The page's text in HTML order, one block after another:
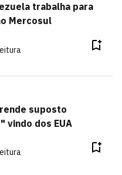
trabalha para
Mercosul
suposto
vindo dos EUA